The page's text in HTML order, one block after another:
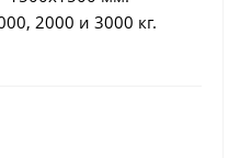
2000 и 3000 кг.
в корпусе из